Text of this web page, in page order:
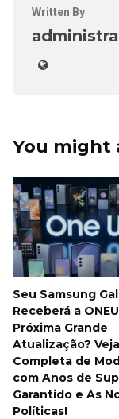
Written By
You might
Seu Samsung
Receberá a
Próxima Grande
Atualização?
Completa de
com Anos de
Garantido e As
Políticas!